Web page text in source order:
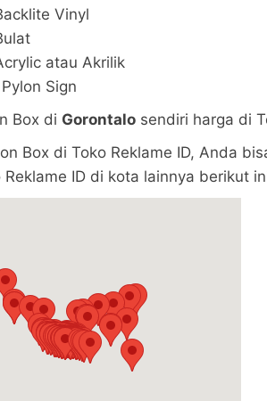
Vinyl
atau Akrilik
Sign
Box di Gorontalo sendiri harga di
Box di Toko Reklame ID, Anda
ID di kota lainnya berikut